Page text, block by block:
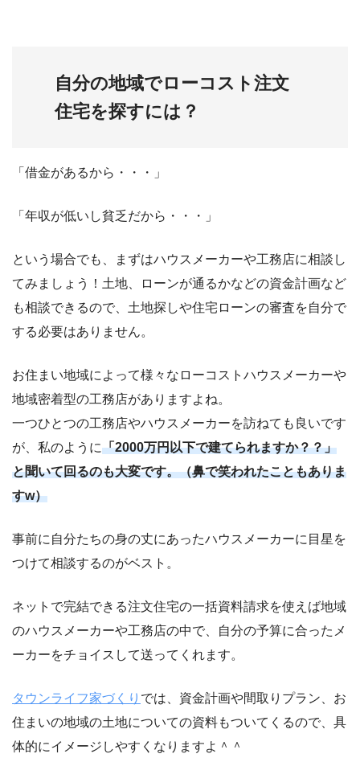
自分の地域でローコスト注文
住宅を探すには？
「借金があるから・・・」
「年収が低いし貧乏だから・・・」
という場合でも、まずはハウスメーカーや工務店に相談し
てみましょう！土地、ローンが通るかなどの資金計画など
も相談できるので、土地探しや住宅ローンの審査を自分で
する必要はありません。
お住まい地域によって様々なローコストハウスメーカーや
地域密着型の工務店がありますよね。
一つひとつの工務店やハウスメーカーを訪ねても良いです
が、私のように「2000万円以下で建てられますか？？」
と聞いて回るのも大変です。（鼻で笑われたこともありま
すw）
事前に自分たちの身の丈にあったハウスメーカーに目星を
つけて相談するのがベスト。
ネットで完結できる注文住宅の一括資料請求を使えば地域
のハウスメーカーや工務店の中で、自分の予算に合ったメ
ーカーをチョイスして送ってくれます。
タウンライフ家づくり では、資金計画や間取りプラン、お
住まいの地域の土地についての資料もついてくるので、具
体的にイメージしやすくなりますよ＾＾